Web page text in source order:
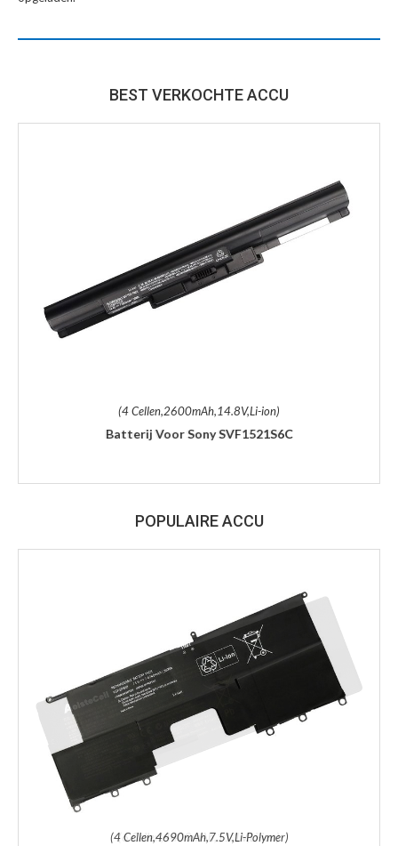
BEST VERKOCHTE ACCU
(4 Cellen,2600mAh,14.8V,Li-ion)
Batterij Voor Sony SVF1521S6C
POPULAIRE ACCU
(4 Cellen,4690mAh,7.5V,Li-Polymer)